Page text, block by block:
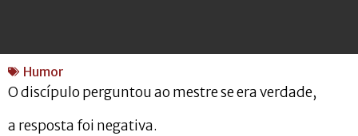
Humor
O discípulo perguntou ao mestre se era verdade,
a resposta foi negativa.